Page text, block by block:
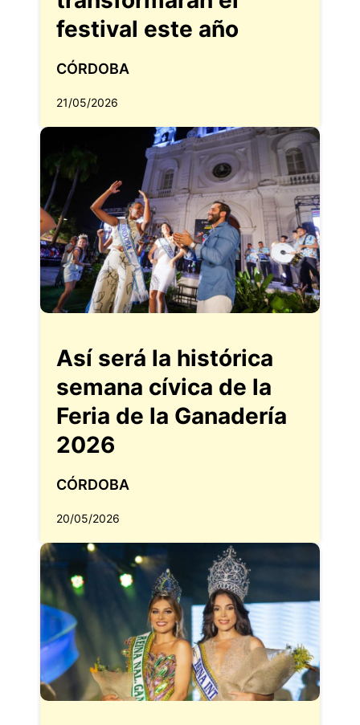
festival este año
CÓRDOBA
21/05/2026
Así será la histórica
semana cívica de la
Feria de la Ganadería
2026
CÓRDOBA
20/05/2026